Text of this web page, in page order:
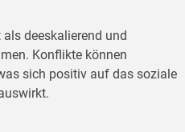
deeskalierend und
Konflikte können
sich positiv auf das soziale